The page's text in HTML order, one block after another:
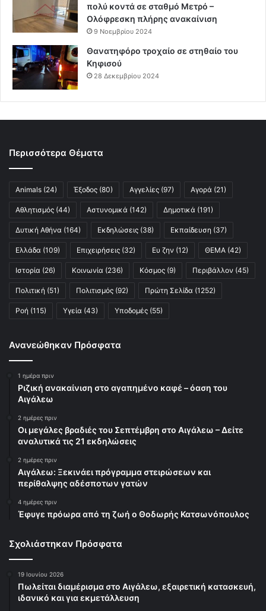
πολύ κοντά σε σταθμό Μετρό –
Ολόφρεσκη πλήρης ανακαίνιση
9 Νοεμβρίου 2024
Θανατηφόρο τροχαίο σε στηθαίο του
Κηφισού
28 Δεκεμβρίου 2024
Περισσότερα Θέματα
Animals (24) Έξοδος (80) Αγγελίες (97) Αγορά (21)
Αθλητισμός (44) Αστυνομικά (142) Δημοτικά (191)
Δυτική Αθήνα (164) Εκδηλώσεις (38) Εκπαίδευση (37)
Ελλάδα (109) Επιχειρήσεις (32) Ευ ζην (12) ΘΕΜΑ (42)
Ιστορία (26) Κοινωνία (236) Κόσμος (9) Περιβάλλον (45)
Πολιτική (51) Πολιτισμός (92) Πρώτη Σελίδα (1252)
Ροή (115) Υγεία (43) Υποδομές (55)
Ανανεώθηκαν Πρόσφατα
1 ημέρα πριν
Ριζική ανακαίνιση στο αγαπημένο καφέ – όαση του
Αιγάλεω
2 ημέρες πριν
Οι μεγάλες βραδιές του Σεπτέμβρη στο Αιγάλεω – Δείτε
αναλυτικά τις 21 εκδηλώσεις
2 ημέρες πριν
Αιγάλεω: Ξεκινάει πρόγραμμα στειρώσεων και
περίθαλψης αδέσποτων γατών
4 ημέρες πριν
Έφυγε πρόωρα από τη ζωή ο Θοδωρής Κατσωνόπουλος
Σχολιάστηκαν Πρόσφατα
19 Ιουνίου 2026
Πωλείται διαμέρισμα στο Αιγάλεω, εξαιρετική κατασκευή,
ιδανικό και για εκμετάλλευση